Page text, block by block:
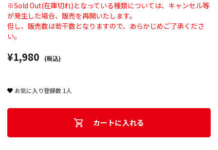
※Sold Out(在庫切れ)となっている種類については、キャンセル等
が発生した場合、販売を再開いたします。
但し、販売数は若干数となりますので、あらかじめご了承くださ
い。
¥1,980 (税込)
お気に入り登録数 1 人
カートに入れる